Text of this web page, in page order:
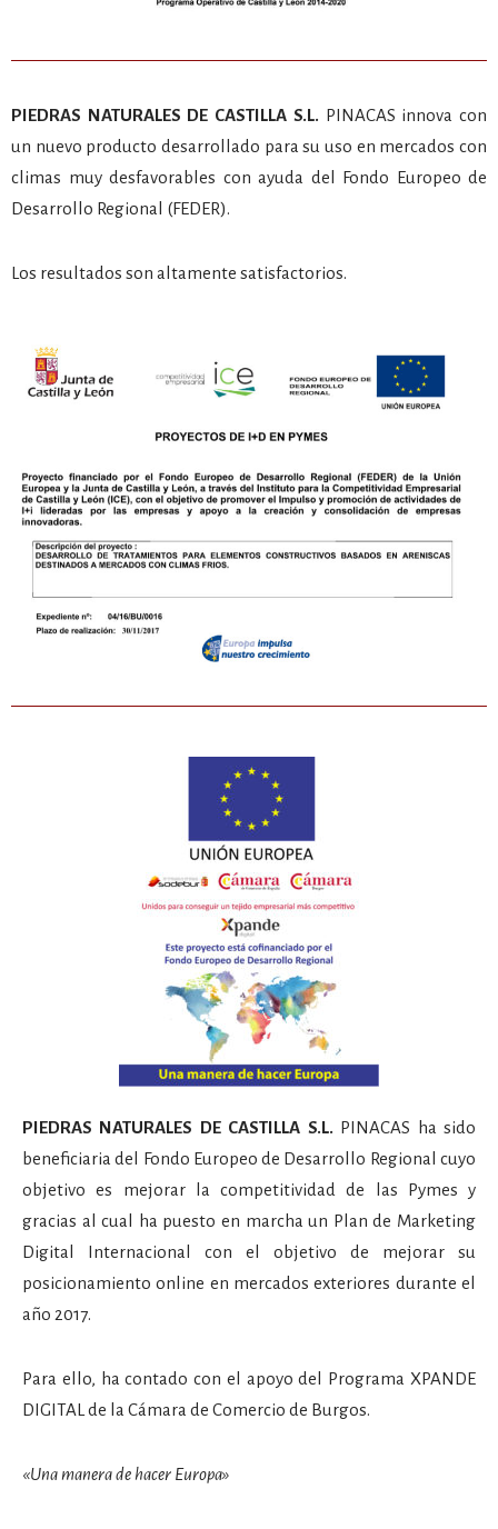
PIEDRAS NATURALES DE CASTILLA S.L. PINACAS innova con
un nuevo producto desarrollado para su uso en mercados con
climas muy desfavorables con ayuda del Fondo Europeo de
Desarrollo Regional (FEDER).
Los resultados son altamente satisfactorios.
PIEDRAS NATURALES DE CASTILLA S.L. PINACAS ha sido
beneficiaria del Fondo Europeo de Desarrollo Regional cuyo
objetivo es mejorar la competitividad de las Pymes y
gracias al cual ha puesto en marcha un Plan de Marketing
Digital Internacional con el objetivo de mejorar su
posicionamiento online en mercados exteriores durante el
año 2017.
Para ello, ha contado con el apoyo del Programa XPANDE
DIGITAL de la Cámara de Comercio de Burgos.
«Una manera de hacer Europa»